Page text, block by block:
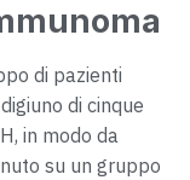
di pazienti
di cinque
in modo da
su un gruppo